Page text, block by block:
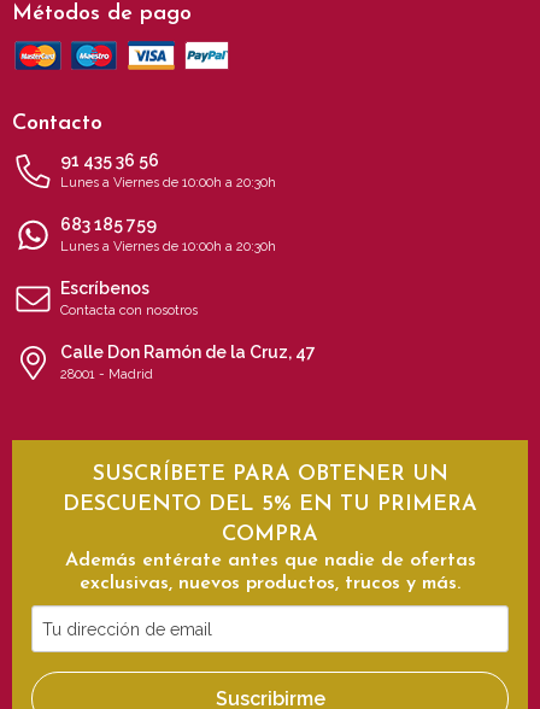
Métodos de pago
Contacto
91 435 36 56
Lunes a Viernes de 10:00h a 20:30h
683 185 759
Lunes a Viernes de 10:00h a 20:30h
Escríbenos
Contacta con nosotros
Calle Don Ramón de la Cruz, 47
28001 - Madrid
SUSCRÍBETE PARA OBTENER UN
DESCUENTO DEL 5% EN TU PRIMERA
COMPRA
Además entérate antes que nadie de ofertas
exclusivas, nuevos productos, trucos y más.
Tu
dirección
de
Suscribirme